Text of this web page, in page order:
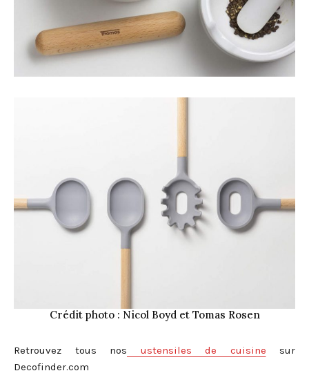
Crédit photo : Nicol Boyd et Tomas Rosen
Retrouvez tous nos ustensiles de cuisine sur
Decofinder.com